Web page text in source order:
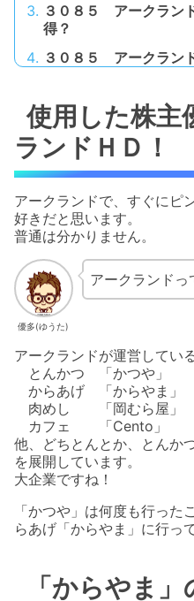
３０８５ アークラン
得？
３０８５ アークラン
使用した株主
ランドＨＤ！
アークランドで、すぐにピ
好きだと思います。
普通は分かりません。
優多(ゆうた)
アークランドっ
アークランドが運営してい
とんかつ 「かつや」
からあげ 「からやま」
肉めし 「岡むら屋」
カフェ 「Cento」
他、どちとんとか、とんか
を展開しています。
大企業ですね！
「かつや」は何度も行っ
らあげ「からやま」に行っ
「からやま